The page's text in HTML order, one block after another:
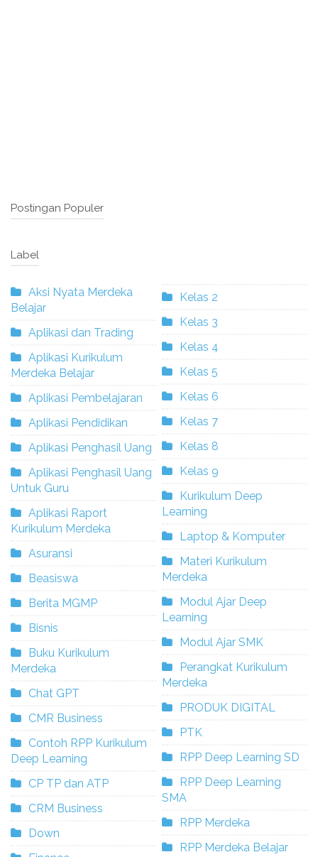
Postingan Populer
Label
Aksi Nyata Merdeka
Belajar
Aplikasi dan Trading
Aplikasi Kurikulum
Merdeka Belajar
Aplikasi Pembelajaran
Aplikasi Pendidikan
Aplikasi Penghasil Uang
Aplikasi Penghasil Uang
Untuk Guru
Aplikasi Raport
Kurikulum Merdeka
Asuransi
Beasiswa
Berita MGMP
Bisnis
Buku Kurikulum
Merdeka
Chat GPT
CMR Business
Contoh RPP Kurikulum
Deep Learning
CP TP dan ATP
CRM Business
Down
Kelas 2
Kelas 3
Kelas 4
Kelas 5
Kelas 6
Kelas 7
Kelas 8
Kelas 9
Kurikulum Deep
Learning
Laptop & Komputer
Materi Kurikulum
Merdeka
Modul Ajar Deep
Learning
Modul Ajar SMK
Perangkat Kurikulum
Merdeka
PRODUK DIGITAL
PTK
RPP Deep Learning SD
RPP Deep Learning
SMA
RPP Merdeka
RPP Merdeka Belajar